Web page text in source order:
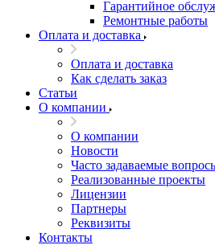
Гарантийное
Ремонтные работы
Оплата и доставка
Оплата и доставка
Как сделать заказ
Статьи
О компании
О компании
Новости
Часто задаваемые
Реализованные проекты
Лицензии
Партнеры
Реквизиты
Контакты